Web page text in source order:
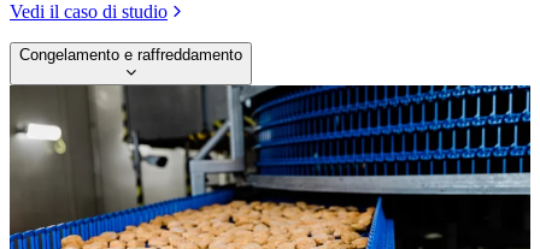
Vedi il caso di studio
Congelamento e raffreddamento